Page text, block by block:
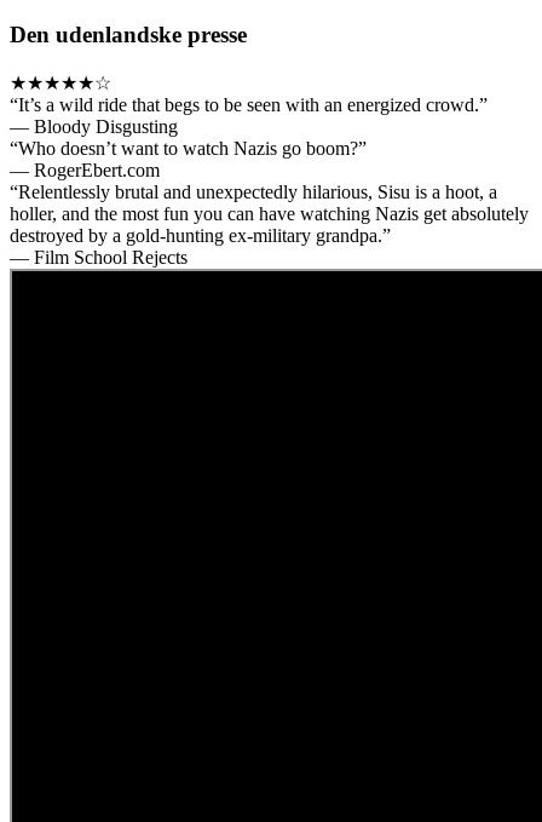
Den udenlandske presse
★★★★★☆
“It’s a wild ride that begs to be seen with an energized crowd.”
— Bloody Disgusting
“Who doesn’t want to watch Nazis go boom?”
— RogerEbert.com
“Relentlessly brutal and unexpectedly hilarious, Sisu is a hoot, a
holler, and the most fun you can have watching Nazis get absolutely
destroyed by a gold-hunting ex-military grandpa.”
— Film School Rejects